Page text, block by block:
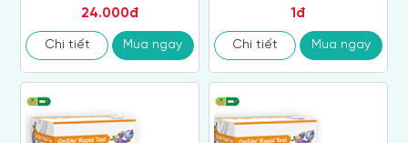
24.000đ
Chi tiết Mua ngay
1đ
Chi tiết Mua ngay